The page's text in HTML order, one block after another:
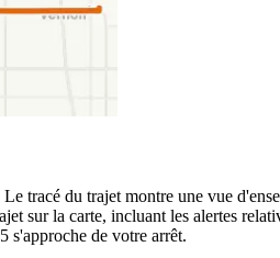
tracé du trajet montre une vue
sur la carte, incluant les alertes
s'approche de votre arrêt.